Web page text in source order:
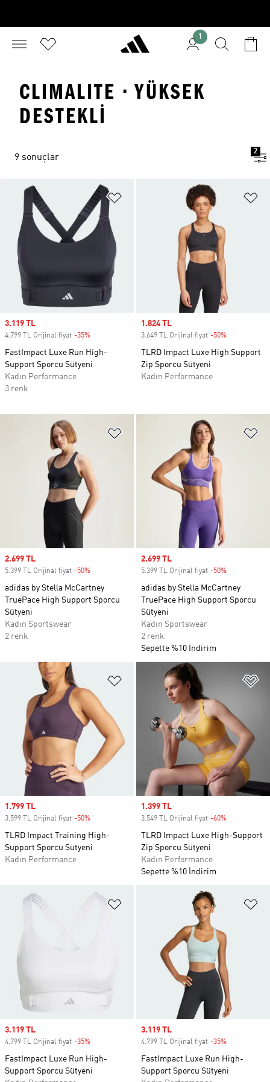
1
CLIMALITE · YÜKSEK
DESTEKLI
9 sonuçlar
2
Favori Listesine Ekle
Sale price
3.119 TL
4.799 TL Orijinal fiyat -35%
FastImpact Luxe Run High-
Support Sporcu Sütyeni
Kadın Performance
3 renk
Sale price
1.824 TL
3.649 TL Orijinal fiyat -50%
TLRD Impact Luxe High Support
Zip Sporcu Sütyeni
Kadın Performance
Favori Listesine Ekle
Sale price
2.699 TL
5.399 TL Orijinal fiyat -50%
adidas by Stella McCartney
TruePace High Support Sporcu
Sütyeni
Kadın Sportswear
2 renk
Sale price
2.699 TL
5.399 TL Orijinal fiyat -50%
adidas by Stella McCartney
TruePace High Support Sporcu
Sütyeni
Kadın Sportswear
2 renk
Sepette %10 İndirim
Favori Listesine Ekle
Sale price
1.799 TL
3.599 TL Orijinal fiyat -50%
TLRD Impact Training High-
Support Sporcu Sütyeni
Kadın Performance
Sale price
1.399 TL
3.549 TL Orijinal fiyat -60%
TLRD Impact Luxe High-Support
Zip Sporcu Sütyeni
Kadın Performance
Sepette %10 İndirim
Favori Listesine Ekle
Sale price
3.119 TL
4.799 TL Orijinal fiyat -35%
FastImpact Luxe Run High-
Support Sporcu Sütyeni
Sale price
3.119 TL
4.799 TL Orijinal fiyat -35%
FastImpact Luxe Run High-
Support Sporcu Sütyeni